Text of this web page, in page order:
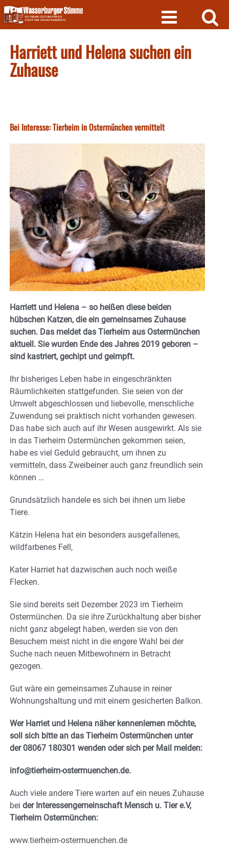
Skip
to
content
Harriett und Helena suchen ein
Zuhause
Bei Interesse: Tierheim in Ostermünchen vermittelt
Harriett und Helena – so heißen diese beiden
hübschen Katzen, die ein gemeinsames Zuhause
suchen. Das meldet das Tierheim aus Ostermünchen
aktuell. Sie wurden Ende des Jahres 2019 geboren –
sind kastriert, gechipt und geimpft.
Ihr bisheriges Leben habe in eingeschränkten
Räumlichkeiten stattgefunden. Sie seien von der
Umwelt abgeschlossen und liebevolle, menschliche
Zuwendung sei praktisch nicht vorhanden gewesen.
Das habe sich auch auf ihr Wesen ausgewirkt. Als sie
in das Tierheim Ostermünchen gekommen seien,
habe es viel Geduld gebraucht, um ihnen zu
vermitteln, dass Zweibeiner auch ganz freundlich sein
können …
Grundsätzlich handele es sich bei ihnen um liebe
Tiere.
Kätzin Helena hat ein besonders ausgefallenes,
wildfarbenes Fell,
Kater Harriet hat dazwischen auch noch weiße
Flecken.
Sie sind bereits seit Dezember 2023 im Tierheim
Ostermünchen. Da sie ihre Zurückhaltung aber bisher
nicht ganz abgelegt haben, werden sie von den
Besuchern meist nicht in die engere Wahl bei der
Suche nach neuen Mitbewohnern in Betracht
gezogen.
Gut wäre ein gemeinsames Zuhause in reiner
Wohnungshaltung und mit einem gesicherten Balkon.
Wer Harriet und Helena näher kennenlernen möchte,
soll sich bitte an das Tierheim Ostermünchen unter
der 08067 180301 wenden oder sich per Mail melden:
info@tierheim-ostermuenchen.de.
Auch viele andere Tiere warten auf ein neues Zuhause
bei der Interessengemeinschaft Mensch u. Tier e.V,
Tierheim Ostermünchen:
www.tierheim-ostermuenchen.de